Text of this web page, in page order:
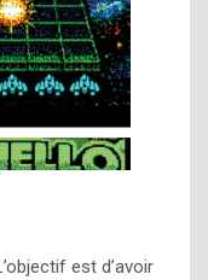
est d’avoir